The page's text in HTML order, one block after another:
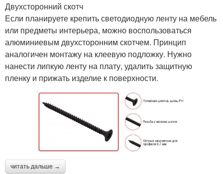
Двухсторонний скотч
Если планируете крепить светодиодную ленту на мебель
или предметы интерьера, можно воспользоваться
алюминиевым двухсторонним скотчем. Принцип
аналогичен монтажу на клеевую подложку. Нужно
нанести липкую ленту на плату, удалить защитную
пленку и прижать изделие к поверхности.
читать дальше →